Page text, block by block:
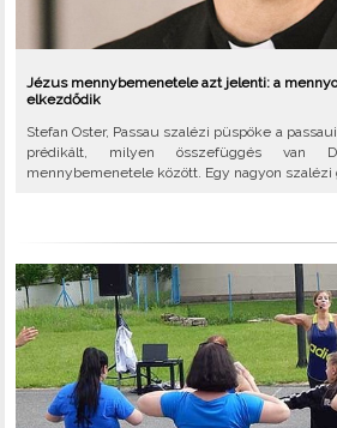
Jézus mennybemenetele azt jelenti: a
elkezdődik
Stefan Oster, Passau szalézi püspöke a
prédikált, milyen összefüggés van
mennybemenetele között. Egy nagyon szalézi